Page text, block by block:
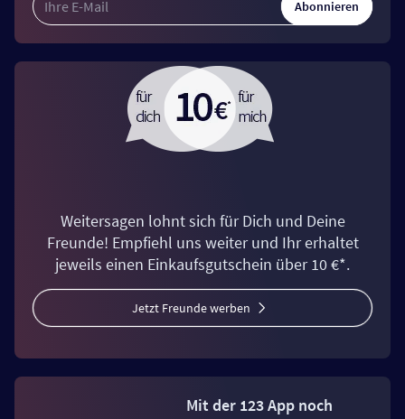
Abonnieren
Weitersagen lohnt sich für Dich und Deine
Freunde! Empfiehl uns weiter und Ihr erhaltet
jeweils einen Einkaufsgutschein über 10 €*.
Jetzt Freunde werben
Mit der 123 App noch